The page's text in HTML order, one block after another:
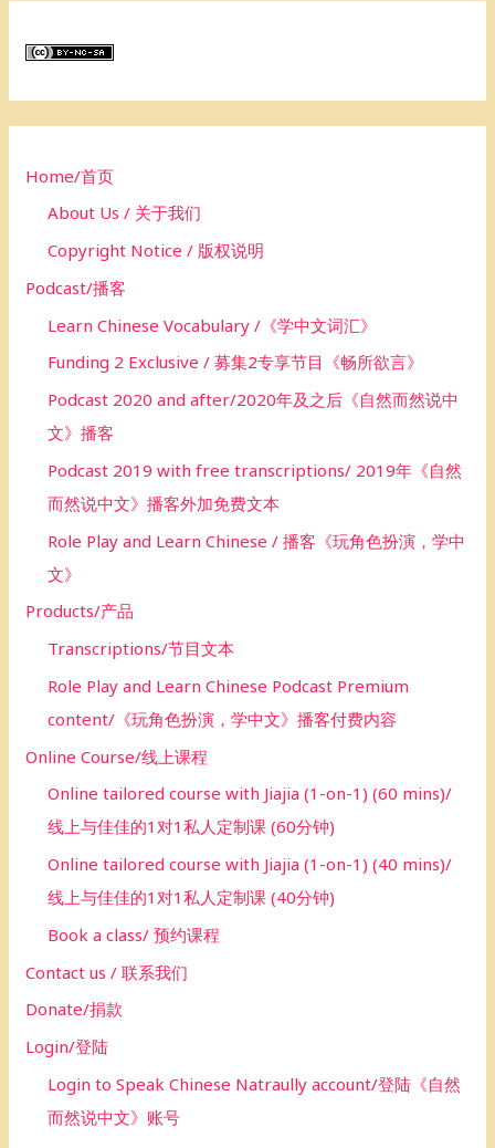
c
rHome/首页
About Us / 关于我们
Copyright Notice / 版权说明
Podcast/播客
Learn Chinese Vocabulary /《学中文词汇》
Funding 2 Exclusive / 募集2专享节目《畅所欲言》
Podcast 2020 and after/2020年及之后《自然而然说中
文》播客
Podcast 2019 with free transcriptions/ 2019年《自然
而然说中文》播客外加免费文本
Role Play and Learn Chinese / 播客《玩角色扮演，学中
文》
Products/产品
Transcriptions/节目文本
Role Play and Learn Chinese Podcast Premium
content/《玩角色扮演，学中文》播客付费内容
Online Course/线上课程
Online tailored course with Jiajia (1-on-1) (60 mins)/
线上与佳佳的1对1私人定制课 (60分钟)
Online tailored course with Jiajia (1-on-1) (40 mins)/
线上与佳佳的1对1私人定制课 (40分钟)
Book a class/ 预约课程
Contact us / 联系我们
Donate/捐款
Login/登陆
Login to Speak Chinese Natraully account/登陆《自然
而然说中文》账号